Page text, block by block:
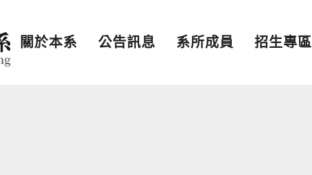
關於本系 公告訊息 系所成員 招生專區